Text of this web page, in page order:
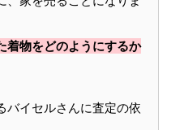
着物をどのようにするか
バイセルさんに査定の依